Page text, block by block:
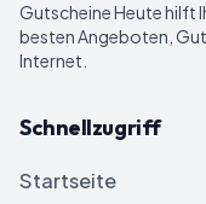
Gutscheine Heutehilft
besten Angeboten,
Internet.
Schnellzugriff
Startseite